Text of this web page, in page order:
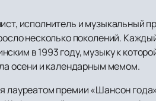
исполнитель и музыкальный
несколько поколений.
в 1993 году, музыку к
осени и календарным мемом.
премии «Шансон